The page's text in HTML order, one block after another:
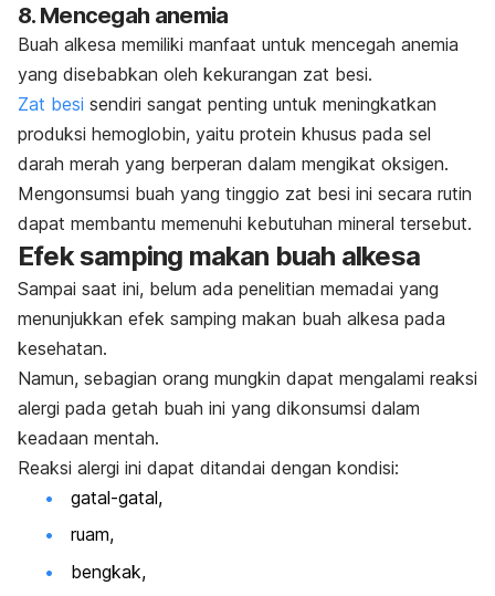
8. Mencegah anemia
Buah alkesa memiliki manfaat untuk mencegah anemia
yang disebabkan oleh kekurangan zat besi.
Zat besi sendiri sangat penting untuk meningkatkan
produksi hemoglobin, yaitu protein khusus pada sel
darah merah yang berperan dalam mengikat oksigen.
Mengonsumsi buah yang tinggio zat besi ini secara rutin
dapat membantu memenuhi kebutuhan mineral tersebut.
Efek samping makan buah alkesa
Sampai saat ini, belum ada penelitian memadai yang
menunjukkan efek samping makan buah alkesa pada
kesehatan.
Namun, sebagian orang mungkin dapat mengalami reaksi
alergi pada getah buah ini yang dikonsumsi dalam
keadaan mentah.
Reaksi alergi ini dapat ditandai dengan kondisi:
gatal-gatal,
ruam,
bengkak,